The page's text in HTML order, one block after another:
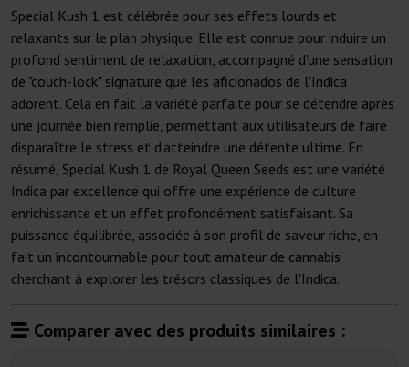
Special Kush 1 est célébrée pour ses effets lourds et
relaxants sur le plan physique. Elle est connue pour induire un
profond sentiment de relaxation, accompagné d'une sensation
de "couch-lock" signature que les aficionados de l'Indica
adorent. Cela en fait la variété parfaite pour se détendre après
une journée bien remplie, permettant aux utilisateurs de faire
disparaître le stress et d'atteindre une détente ultime. En
résumé, Special Kush 1 de Royal Queen Seeds est une variété
Indica par excellence qui offre une expérience de culture
enrichissante et un effet profondément satisfaisant. Sa
puissance équilibrée, associée à son profil de saveur riche, en
fait un incontournable pour tout amateur de cannabis
cherchant à explorer les trésors classiques de l'Indica.
Comparer avec des produits similaires :